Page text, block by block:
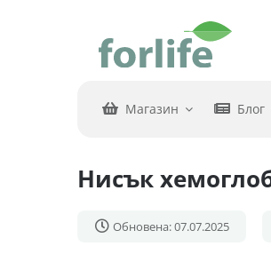
Магазин Блог
Нисък
Обновена: 07.07.2025